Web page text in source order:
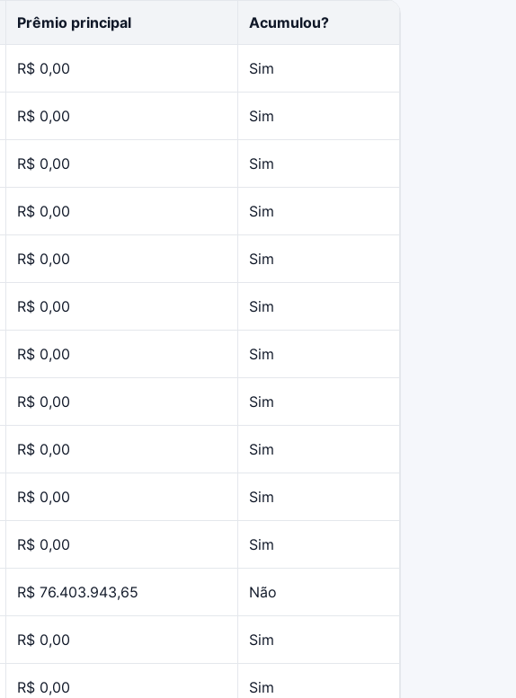
Prêmio principal Acumulou?
R$ 0,00 Sim
R$ 0,00 Sim
R$ 0,00 Sim
R$ 0,00 Sim
R$ 0,00 Sim
R$ 0,00 Sim
R$ 0,00 Sim
R$ 0,00 Sim
R$ 0,00 Sim
R$ 0,00 Sim
R$ 0,00 Sim
R$ 76.403.943,65 Não
R$ 0,00 Sim
R$ 0,00 Sim